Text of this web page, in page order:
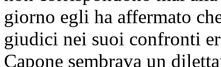
giorno egli ha affermato
giudici nei suoi confronti
Capone sembrava un